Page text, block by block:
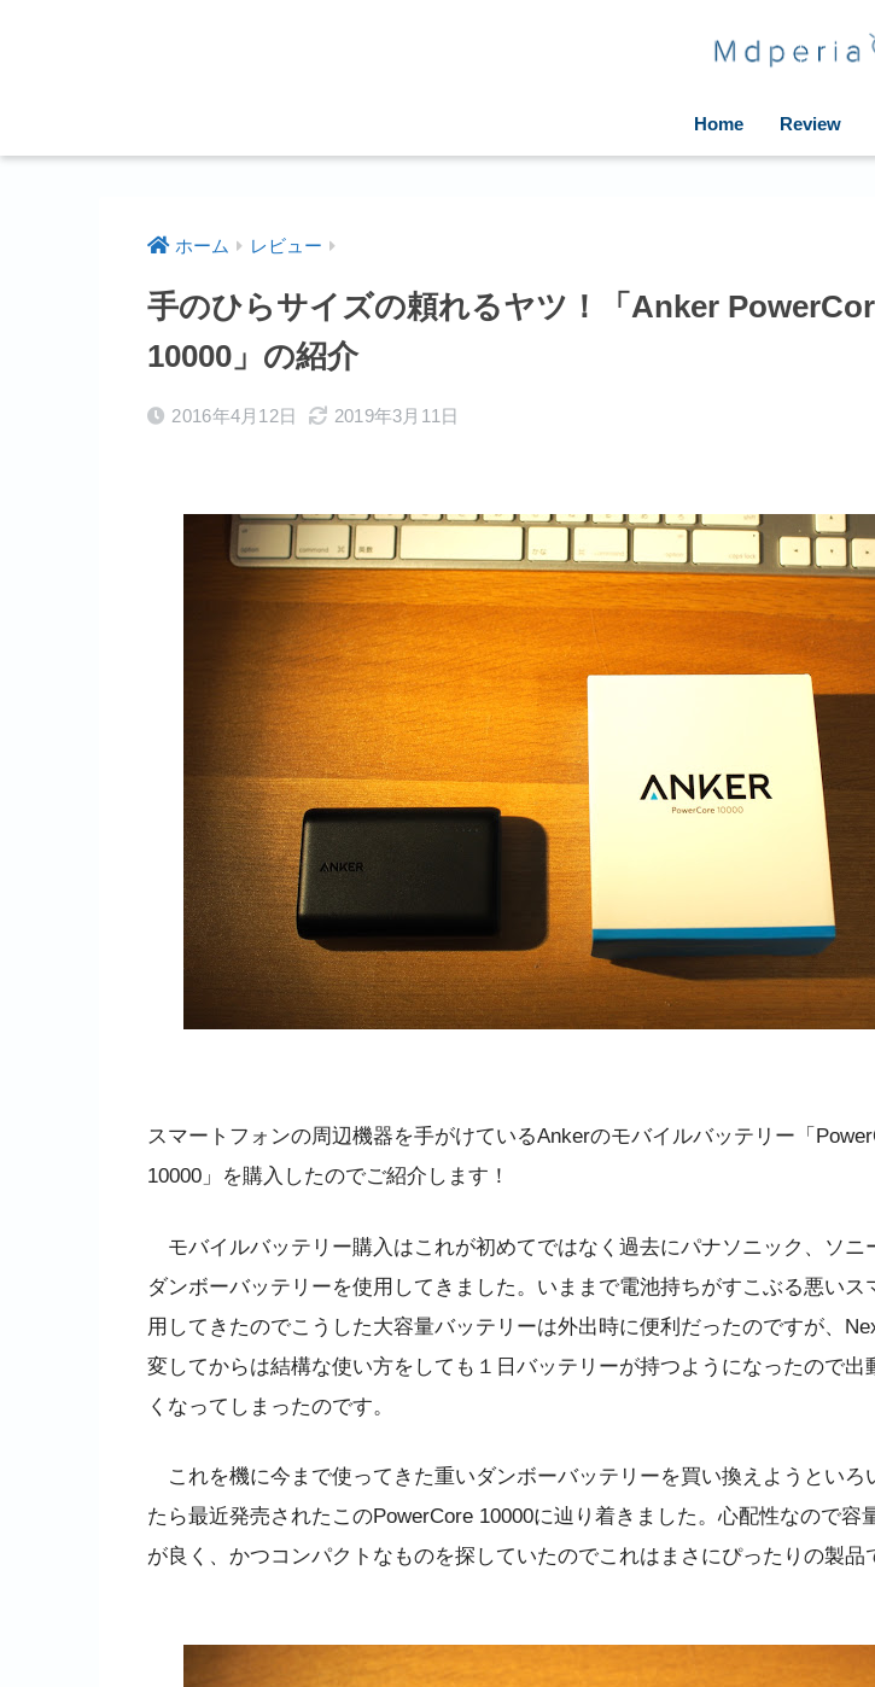
Home Review
ホーム レビュー
手のひらサイズの頼れるヤツ！「Anker
10000」の紹介
2016年4月12日 2019年3月11日
スマートフォンの周辺機器を手がけているAnkerのモバイルバッテリー「
10000」を購入したのでご紹介します！
モバイルバッテリー購入はこれが初めてではなく過去にパナソニック、ソニ
ダンボーバッテリーを使用してきました。いままで電池持ちがすこぶる悪いス
用してきたのでこうした大容量バッテリーは外出時に便利だったのですが、
変してからは結構な使い方をしても１日バッテリーが持つようになったので出
くなってしまったのです。
これを機に今まで使ってきた重いダンボーバッテリーを買い換えようといろ
たら最近発売されたこのPowerCore 10000に辿り着きました。心配性なので容
が良く、かつコンパクトなものを探していたのでこれはまさにぴったりの製品